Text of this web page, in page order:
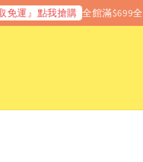
點我搶購 全館滿$699全家超